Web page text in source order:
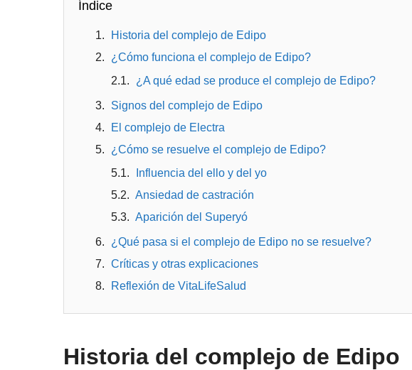
Índice
Historia del complejo de Edipo
¿Cómo funciona el complejo de Edipo?
¿A qué edad se produce el complejo de Edipo?
Signos del complejo de Edipo
El complejo de Electra
¿Cómo se resuelve el complejo de Edipo?
Influencia del ello y del yo
Ansiedad de castración
Aparición del Superyó
¿Qué pasa si el complejo de Edipo no se resuelve?
Críticas y otras explicaciones
Reflexión de VitaLifeSalud
Historia del complejo de Edipo